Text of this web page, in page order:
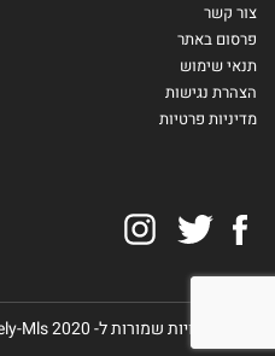
צור קשר
פרסום באתר
תנאי שימוש
הצהרת נגישות
מדיניות פרטיות
Facebook
Twitter
© כל הזכויות שמורות ל- Homely-Mls 2020